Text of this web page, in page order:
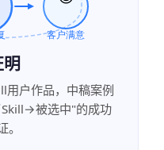
用户作品，中稿案例
被选中"的成功